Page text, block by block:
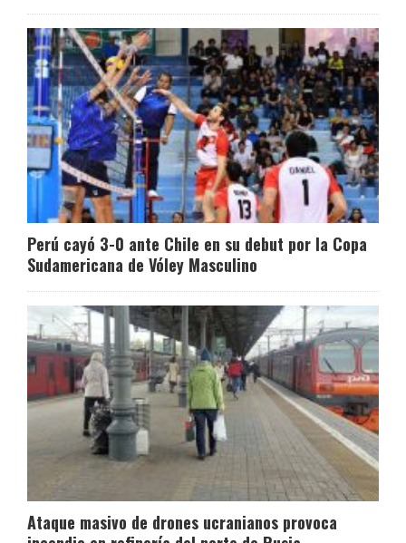
Perú cayó 3-0 ante Chile en su debut por la Copa
Sudamericana de Vóley Masculino
Ataque masivo de drones ucranianos provoca